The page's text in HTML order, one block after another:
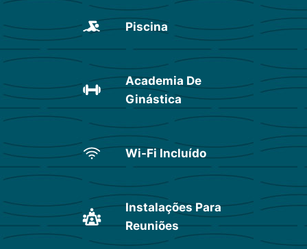
Piscina
Academia De
Ginástica
Wi-Fi Incluído
Instalações Para
Reuniões